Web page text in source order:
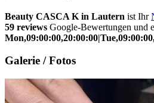
Beauty CASCA K in Lautern ist Ihr
59 reviews Google-Bewertungen und
Galerie / Fotos